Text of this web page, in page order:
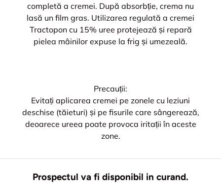
completă a cremei. După absorbție, crema nu
lasă un film gras. Utilizarea regulată a cremei
Tractopon cu 15% uree protejează și repară
pielea mâinilor expuse la frig și umezeală.
Precauții:
Evitați aplicarea cremei pe zonele cu leziuni
deschise (tăieturi) și pe fisurile care sângerează,
deoarece ureea poate provoca iritații în aceste
zone.
Prospectul va fi disponibil in curand.